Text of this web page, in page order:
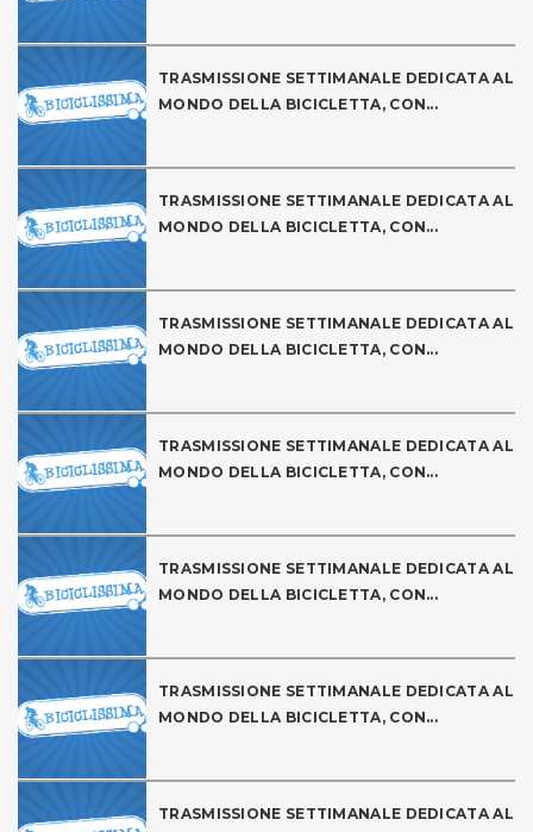
TRASMISSIONE SETTIMANALE DEDICATA AL
MONDO DELLA BICICLETTA, CON...
TRASMISSIONE SETTIMANALE DEDICATA AL
MONDO DELLA BICICLETTA, CON...
TRASMISSIONE SETTIMANALE DEDICATA AL
MONDO DELLA BICICLETTA, CON...
TRASMISSIONE SETTIMANALE DEDICATA AL
MONDO DELLA BICICLETTA, CON...
TRASMISSIONE SETTIMANALE DEDICATA AL
MONDO DELLA BICICLETTA, CON...
TRASMISSIONE SETTIMANALE DEDICATA AL
MONDO DELLA BICICLETTA, CON...
TRASMISSIONE SETTIMANALE DEDICATA AL